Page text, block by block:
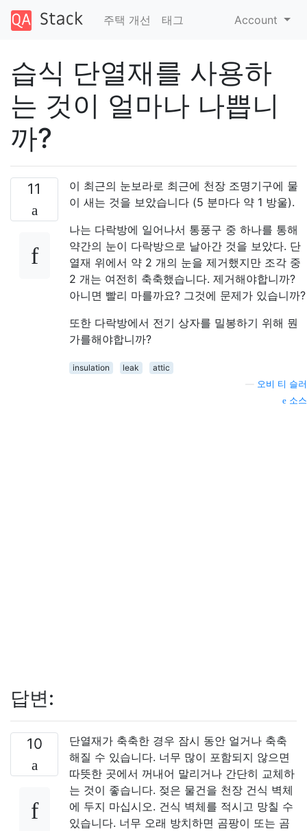
주택 개선 태그 Account
습식 단열재를 사용하
는 것이 얼마나 나쁩니
까?
11
이 최근의 눈보라로 최근에 천장 조명기구에 물
이 새는 것을 보았습니다 (5 분마다 약 1 방울).
나는 다락방에 일어나서 통풍구 중 하나를 통해
약간의 눈이 다락방으로 날아간 것을 보았다. 단
열재 위에서 약 2 개의 눈을 제거했지만 조각 중
2 개는 여전히 축축했습니다. 제거해야합니까?
아니면 빨리 마를까요? 그것에 문제가 있습니까?
또한 다락방에서 전기 상자를 밀봉하기 위해 뭔
가를해야합니까?
insulation leak
attic
오비 티 슬러
소스
답변:
10
단열재가 축축한 경우 잠시 동안 얼거나 축축
해질 수 있습니다. 너무 많이 포함되지 않으면
따뜻한 곳에서 꺼내어 말리거나 간단히 교체하
는 것이 좋습니다. 젖은 물건을 천장 건식 벽체
에 두지 마십시오. 건식 벽체를 적시고 망칠 수
있습니다. 너무 오래 방치하면 곰팡이 또는 곰